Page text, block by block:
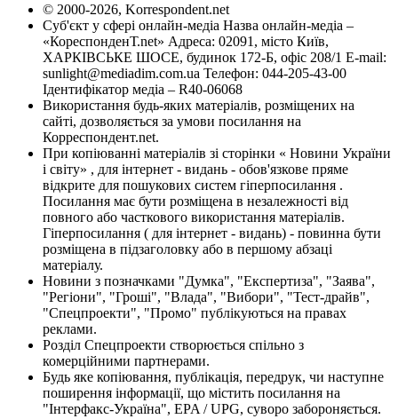
© 2000-2026, Korrespondent.net
Суб'єкт у сфері онлайн-медіа Назва онлайн-медіа –
«КореспонденТ.net» Адреса: 02091, місто Київ,
ХАРКІВСЬКЕ ШОСЕ, будинок 172-Б, офіс 208/1 E-mail:
sunlight@mediadim.com.ua Телефон: 044-205-43-00
Ідентифікатор медіа – R40-06068
Використання будь-яких матеріалів, розміщених на
сайті, дозволяється за умови посилання на
Корреспондент.net.
При копіюванні матеріалів зі сторінки « Новини України
і світу» , для інтернет - видань - обов'язкове пряме
відкрите для пошукових систем гіперпосилання .
Посилання має бути розміщена в незалежності від
повного або часткового використання матеріалів.
Гіперпосилання ( для інтернет - видань) - повинна бути
розміщена в підзаголовку або в першому абзаці
матеріалу.
Новини з позначками "Думка", "Експертиза", "Заява",
"Регіони", "Гроші", "Влада", "Вибори", "Тест-драйв",
"Спецпроекти", "Промо" публікуються на правах
реклами.
Розділ Спецпроекти створюється спільно з
комерційними партнерами.
Будь яке копіювання, публікація, передрук, чи наступне
поширення інформації, що містить посилання на
"Інтерфакс-Україна", EPA / UPG, суворо забороняється.